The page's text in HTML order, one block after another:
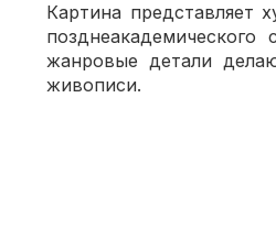
Картина представляет
жанровые детали
живописи.